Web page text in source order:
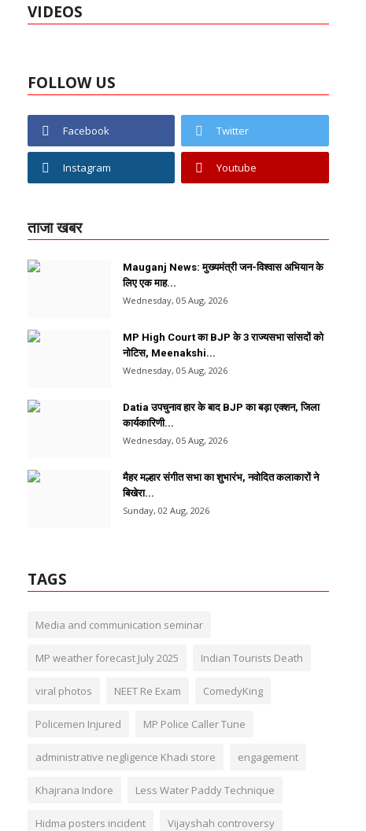
VIDEOS
FOLLOW US
Facebook Twitter
Instagram Youtube
ताजा खबर
Mauganj News: मुख्यमंत्री जन-विश्वास अभियान के
लिए एक माह...
Wednesday, 05 Aug, 2026
MP High Court का BJP के 3 राज्यसभा सांसदों को
नोटिस, Meenakshi...
Wednesday, 05 Aug, 2026
Datia उपचुनाव हार के बाद BJP का बड़ा एक्शन, जिला
कार्यकारिणी...
Wednesday, 05 Aug, 2026
मैहर मल्हार संगीत सभा का शुभारंभ, नवोदित कलाकारों ने
बिखेरा...
Sunday, 02 Aug, 2026
TAGS
Media and communication seminar
MP weather forecast July 2025 Indian Tourists Death
viral photos NEET Re Exam ComedyKing
Policemen Injured MP Police Caller Tune
administrative negligence Khadi store engagement
Khajrana Indore Less Water Paddy Technique
Hidma posters incident Vijayshah controversy